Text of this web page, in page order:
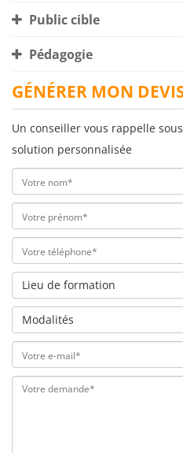
Public cible
Pédagogie
GÉNÉRER MON
Un conseiller vous rappelle
solution personnalisée
Lieu de formation
Modalités